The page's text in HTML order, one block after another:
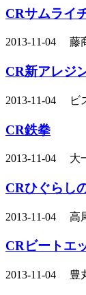
CRサムライ
2013-11-04 藤
CR新アレジ
2013-11-04 ビ
CR鉄拳
2013-11-04 大
CRひぐらし
2013-11-04
CRビートエ
2013-11-04 豊